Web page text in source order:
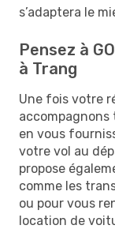
s’adaptera le
Pensez à
à Trang
Une fois votre
accompagnons
en vous
votre vol au
propose
comme les
ou pour vous
location de